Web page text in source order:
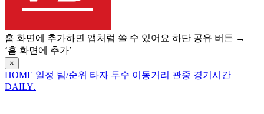
홈 화면에 추가하면 앱처럼 쓸 수 있어요 하단 공유 버튼 →
‘홈 화면에 추가’
×
HOME 일정 팀/순위 타자 투수 이동거리 관중 경기시간
DAILY.